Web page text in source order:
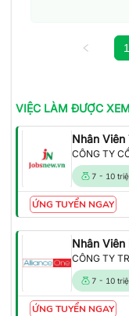
1
VIỆC LÀM ĐƯỢC
CÔNG TY
7 - 10
ỨNG TUYỂN NGAY
Nhân Viên
7 - 10
ỨNG TUYỂN NGAY